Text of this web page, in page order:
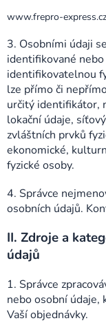
www.frepro-express.cz
3. Osobními údaji
identifikované
identifikovatelnou
lze přímo či
určitý identifikátor,
lokační údaje,
zvláštních prvků
ekonomické,
fyzické osoby.
4. Správce
osobních údajů.
II. Zdroje a
údajů
1. Správce
nebo osobní údaje,
Vaší objednávky.